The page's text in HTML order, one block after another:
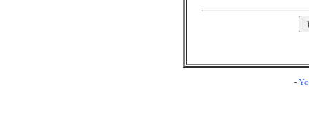
-